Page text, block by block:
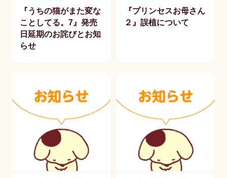
『うちの猫がまた変な
ことしてる。7』発売
日延期のお詫びとお知
らせ
『プリンセスお母さん
２』誤植について